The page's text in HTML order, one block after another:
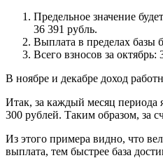
Предельное значение
36 391 рубль.
Выплата в пределах базы
Всего взносов за
В ноябре и декабре доход
Итак, за каждый месяц периода
300 рублей. Таким образом, за
Из этого примера видно, что
выплата, тем быстрее база